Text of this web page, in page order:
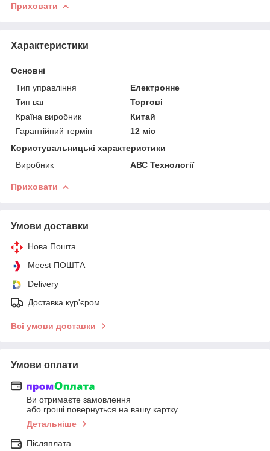
Приховати
Характеристики
Основні
Тип управління
Електронне
Тип ваг
Торгові
Країна виробник
Китай
Гарантійний термін
12 міс
Користувальницькі характеристики
Виробник
АВС Технології
Приховати
Умови доставки
Нова Пошта
Meest ПОШТА
Delivery
Доставка кур'єром
Всі умови доставки
Умови оплати
Ви отримаєте замовлення
або гроші повернуться на вашу картку
Детальніше
Післяплата